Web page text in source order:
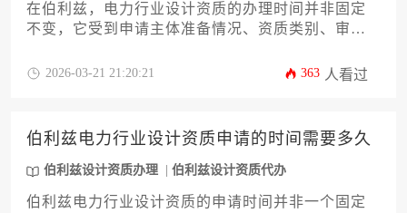
在伯利兹，电力行业设计资质的办理时间并非固定
不变，它受到申请主体准备情况、资质类别、审批
而言，从启动准备到最终获批，整个流程通常需要
的逻辑，并采取高效的策略来推进，是成功获取资
质的关键前提。
2026-03-21 21:20:21 363 人看过
伯利兹电力行业设计资质申请的时间需要多久
伯利兹设计资质办理 伯利兹设计资质代办
伯利兹电力行业设计资质的申请时间并非一个固定